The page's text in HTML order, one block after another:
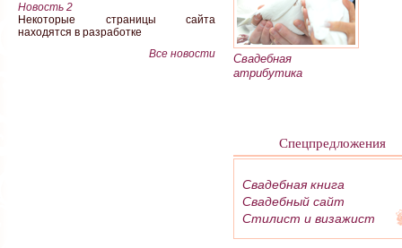
Новость 2
Некоторые страницы сайта
находятся в разработке
Все новости
Свадебная
атрибутика
Спецпредложения
Свадебная книга
Свадебный сайт
Стилист и визажист